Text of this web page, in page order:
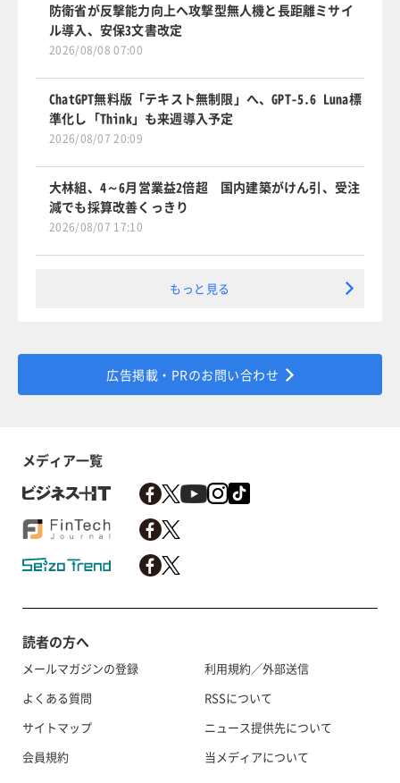
防衛省が反撃能力向上へ攻撃型無人機と長距離ミサイ
ル導入、安保3文書改定
2026/08/08 07:00
ChatGPT無料版「テキスト無制限」へ、GPT-5.6 Luna標
準化し「Think」も来週導入予定
2026/08/07 20:09
大林組、4～6月営業益2倍超 国内建築がけん引、受注
減でも採算改善くっきり
2026/08/07 17:10
もっと見る
広告掲載・PRのお問い合わせ
メディア一覧
読者の方へ
メールマガジンの登録
よくある質問
サイトマップ
会員規約
利用規約／外部送信
RSSについて
ニュース提供先について
当メディアについて